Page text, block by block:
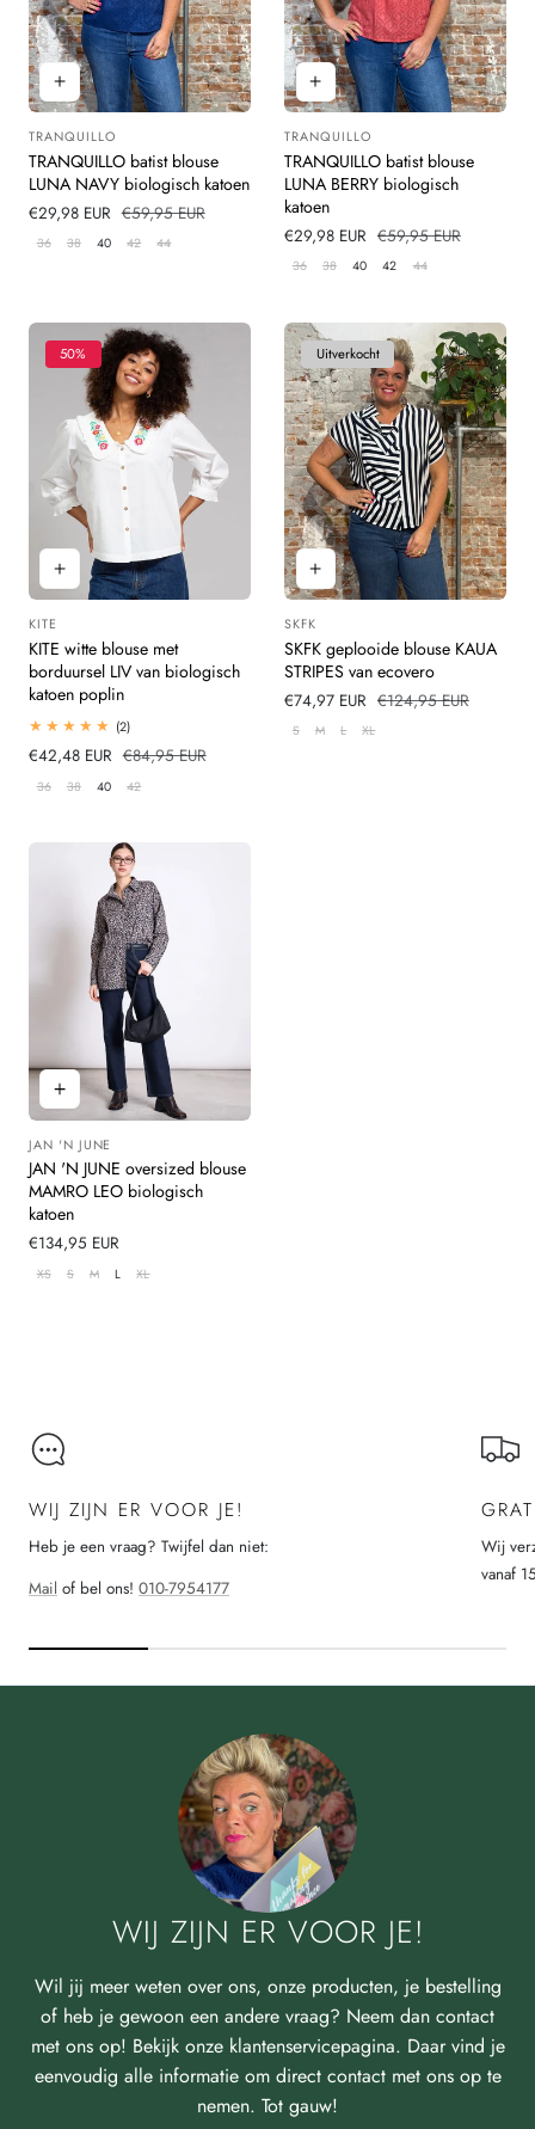
Leverancier:
TRANQUILLO
TRANQUILLO batist blouse
LUNA NAVY biologisch katoen
Verkoopprijs
€29,98 EUR Normale
prijs
€59,95 EUR
36 38 40 42 44
Leverancier:
TRANQUILLO
TRANQUILLO batist blouse
LUNA BERRY biologisch
katoen
Verkoopprijs
€29,98 EUR Normale
prijs
€59,95 EUR
36 38 40 42 44
50%
Leverancier:
KITE
KITE witte blouse met
borduursel LIV van biologisch
katoen poplin
(2)2
beoordelingen
Verkoopprijs
€42,48 EUR Normale
prijs
€84,95 EUR
36 38 40 42
Uitverkocht
Leverancier:
SKFK
SKFK geplooide blouse KAUA
STRIPES van ecovero
Verkoopprijs
€74,97 EUR Normale
€124,95 EUR
S M L XL
Leverancier:
JAN 'N JUNE
JAN 'N JUNE oversized blouse
MAMRO LEO biologisch
katoen
Normale
prijs
€134,95 EUR
XS S M L XL
WIJ ZIJN ER VOOR JE!
Heb je een vraag? Twijfel dan niet:
Mail of bel ons! 010-7954177
Wij
vanaf
WIJ ZIJN ER VOOR JE!
Wil jij meer weten over ons, onze producten, je bestelling
of heb je gewoon een andere vraag? Neem dan contact
met ons op! Bekijk onze klantenservicepagina. Daar vind je
eenvoudig alle informatie om direct contact met ons op te
nemen. Tot gauw!